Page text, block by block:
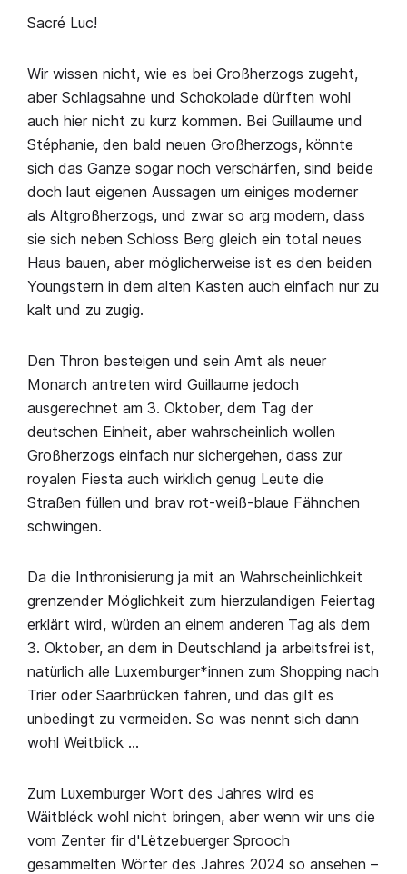
Sacré Luc!
Wir wissen nicht, wie es bei Großherzogs zugeht,
aber Schlagsahne und Schokolade dürften wohl
auch hier nicht zu kurz kommen. Bei Guillaume und
Stéphanie, den bald neuen Großherzogs, könnte
sich das Ganze sogar noch verschärfen, sind beide
doch laut eigenen Aussagen um einiges moderner
als Altgroßherzogs, und zwar so arg modern, dass
sie sich neben Schloss Berg gleich ein total neues
Haus bauen, aber möglicherweise ist es den beiden
Youngstern in dem alten Kasten auch einfach nur zu
kalt und zu zugig.
Den Thron besteigen und sein Amt als neuer
Monarch antreten wird Guillaume jedoch
ausgerechnet am 3. Oktober, dem Tag der
deutschen Einheit, aber wahrscheinlich wollen
Großherzogs einfach nur sichergehen, dass zur
royalen Fiesta auch wirklich genug Leute die
Straßen füllen und brav rot-weiß-blaue Fähnchen
schwingen.
Da die Inthronisierung ja mit an Wahrscheinlichkeit
grenzender Möglichkeit zum hierzulandigen Feiertag
erklärt wird, würden an einem anderen Tag als dem
3. Oktober, an dem in Deutschland ja arbeitsfrei ist,
natürlich alle Luxemburger*innen zum Shopping nach
Trier oder Saarbrücken fahren, und das gilt es
unbedingt zu vermeiden. So was nennt sich dann
wohl Weitblick …
Zum Luxemburger Wort des Jahres wird es
Wäitbléck wohl nicht bringen, aber wenn wir uns die
vom Zenter fir d'Lëtzebuerger Sprooch
gesammelten Wörter des Jahres 2024 so ansehen –